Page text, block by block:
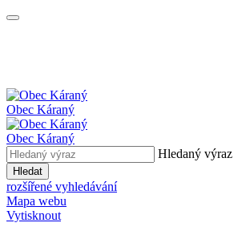
Obec Káraný
Obec Káraný
Hledaný výraz
Hledat
rozšířené vyhledávání
Mapa webu
Vytisknout